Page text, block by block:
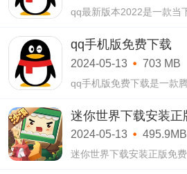
qq最新版本2022是一款当
2022这里你可以进行好友
动，除了发送文字消息、语
话和视频通话
qq手机版免费下载
2024-05-13 703 MB
qq手机版免费下载是一款
版免费下载这款软件当中，
异地的亲朋好友进行无障碍
以进行
迷你世界下载安装正
2024-05-13 495.9MB
迷你世界下载安装正版免费